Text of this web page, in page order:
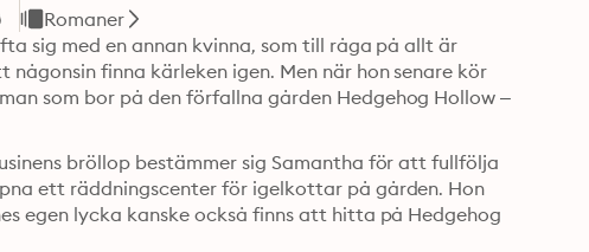
Romaner
sig med en annan kvinna, som till råga på allt är
finna kärleken igen. Men när hon senare kör
som bor på den förfallna gården Hedgehog Hollow –
bröllop bestämmer sig Samantha för att fullfölja
ett räddningscenter för igelkottar på gården. Hon
egen lycka kanske också finns att hitta på Hedgehog